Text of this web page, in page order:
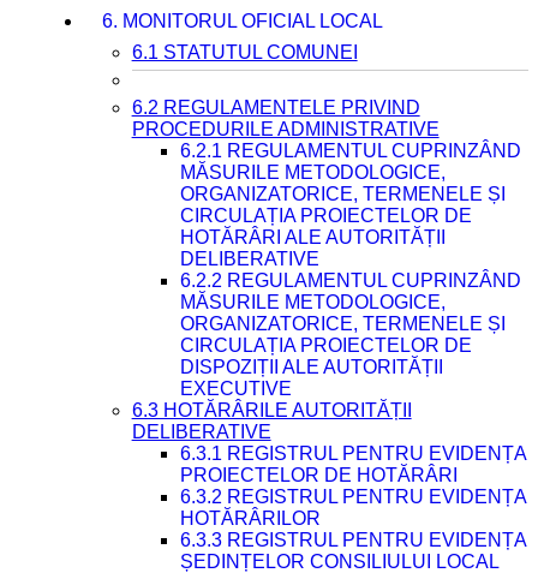
6. MONITORUL OFICIAL LOCAL
6.1 STATUTUL COMUNEI
6.2 REGULAMENTELE PRIVIND
PROCEDURILE ADMINISTRATIVE
6.2.1 REGULAMENTUL CUPRINZÂND
MĂSURILE METODOLOGICE,
ORGANIZATORICE, TERMENELE ȘI
CIRCULAȚIA PROIECTELOR DE
HOTĂRÂRI ALE AUTORITĂȚII
DELIBERATIVE
6.2.2 REGULAMENTUL CUPRINZÂND
MĂSURILE METODOLOGICE,
ORGANIZATORICE, TERMENELE ȘI
CIRCULAȚIA PROIECTELOR DE
DISPOZIȚII ALE AUTORITĂȚII
EXECUTIVE
6.3 HOTĂRÂRILE AUTORITĂȚII
DELIBERATIVE
6.3.1 REGISTRUL PENTRU EVIDENȚA
PROIECTELOR DE HOTĂRÂRI
6.3.2 REGISTRUL PENTRU EVIDENȚA
HOTĂRÂRILOR
6.3.3 REGISTRUL PENTRU EVIDENȚA
ȘEDINȚELOR CONSILIULUI LOCAL